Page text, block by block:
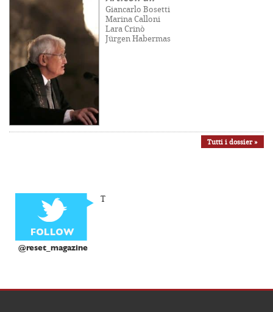
Giancarlo Bosetti
Marina Calloni
Lara Crinò
Jürgen Habermas
Tutti i dossier »
@reset_magazine
T